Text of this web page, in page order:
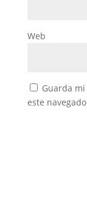
Web
Guarda
este